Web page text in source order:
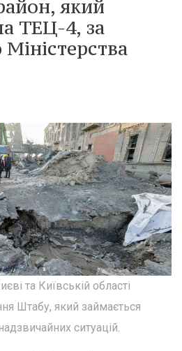
який
ТЕЦ-4, за
та Київській області
Штабу, який займається
ситуацій.